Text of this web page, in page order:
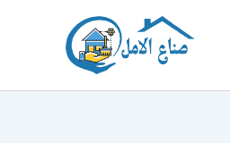
المحتوى